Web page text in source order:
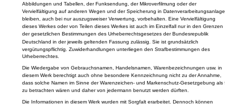
Abbildungen und Tabellen, der Funksendung, der Mikroverfilmung oder der
Vervielfältigung auf anderen Wegen und der Speicherung in
bleiben, auch bei nur auszugsweiser Verwertung, vorbehalten. Eine Vervielfältigung
dieses Werkes oder von Teilen dieses Werkes ist auch im Einzelfall nur in den Grenzen
der gesetzlichen Bestimmungen des Urheberrechtsgesetzes der Bundesrepublik
Deutschland in der jeweils geltenden Fassung zulässig. Sie ist grundsätzlich
vergütungspflichtig. Zuwiderhandlungen unterliegen den Strafbestimmungen des
Urheberrechtes.
Die Wiedergabe von Gebrauchsnamen, Handelsnamen, Warenbezeichnungen usw. in
diesem Werk berechtigt auch ohne besondere Kennzeichnung nicht zu der Annahme,
dass solche Namen im Sinne der Warenzeichen- und Markenschutz-Gesetzgebung als
zu betrachten wären und daher von jedermann benutzt werden dürften.
Die Informationen in diesem Werk wurden mit Sorgfalt erarbeitet. Dennoch können